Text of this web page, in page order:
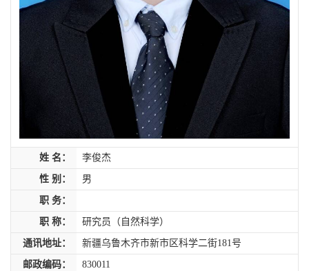
姓 名： 李俊杰
性 别： 男
职 务：
职 称： 研究员（自然科学）
通讯地址： 新疆乌鲁木齐市新市区科学二街181号
邮政编码： 830011